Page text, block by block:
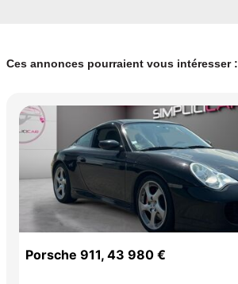
Ces annonces pourraient vous intéresser :
Porsche 911, 43 980 €